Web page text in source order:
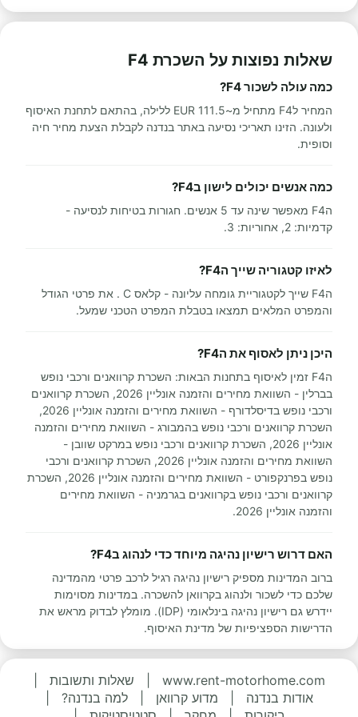
שאלות נפוצות על השכרת F4
כמה עולה לשכור F4?
המחיר לF4 מתחיל מ~111.5 EUR ללילה, בהתאם לתחנת האיסוף
ולעונה. הזינו תאריכי נסיעה באתר בנדנה לקבלת הצעת מחיר חיה
וסופית.
כמה אנשים יכולים לישון בF4?
הF4 מאפשר שינה עד 5 אנשים. חגורות בטיחות לנסיעה -
קדמיות: 2, אחוריות: 3.
לאיזו קטגוריה שייך הF4?
הF4 שייך לקטגוריית גומחה עליונה - קלאס C . את פרטי הגודל
והמפרט המלאים תמצאו בטבלת המפרט הטכני שמעל.
היכן ניתן לאסוף את הF4?
הF4 זמין לאיסוף בתחנות הבאות: השכרת קרוואנים ורכבי נופש
בברלין - השוואת מחירים והזמנה אונליין 2026, השכרת קרוואנים
ורכבי נופש בדיסלדורף - השוואת מחירים והזמנה אונליין 2026,
השכרת קרוואנים ורכבי נופש בהמבורג - השוואת מחירים והזמנה
אונליין 2026, השכרת קרוואנים ורכבי נופש במרקט שוובן -
השוואת מחירים והזמנה אונליין 2026, השכרת קרוואנים ורכבי
נופש בפרנקפורט - השוואת מחירים והזמנה אונליין 2026, השכרת
קרוואנים ורכבי נופש בקרוואנים בגרמניה - השוואת מחירים
והזמנה אונליין 2026.
האם דרוש רישיון נהיגה מיוחד כדי לנהוג בF4?
ברוב המדינות מספיק רישיון נהיגה רגיל לרכב פרטי מהמדינה
שלכם כדי לשכור ולנהוג בקרוואן להשכרה. במדינות מסוימות
יידרש גם רישיון נהיגה בינלאומי (IDP). מומלץ לבדוק מראש את
הדרישות הספציפיות של מדינת האיסוף.
www.rent-motorhome.com שאלות ותשובות
אודות בנדנה
מדוע קרוואן למה בנדנה?